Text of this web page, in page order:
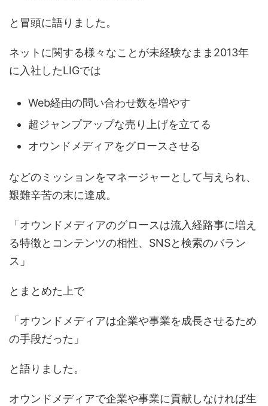
と冒頭に語りました。
ネットに関する様々なことが未経験なまま2013年
に入社したLIGでは
Web経由の問い合わせ数を増やす
超ジャンプアップな売り上げを立てる
オウンドメディアをグロースさせる
などのミッションをマネージャーとして与えられ、
艱難辛苦の末に達成。
「オウンドメディアのグロースは流入経路事に増え
る特徴とコンテンツの相性、SNSと検索のバラン
ス」
とまとめた上で
「オウンドメディアは企業や事業を成長させるため
の手段だった」
と語りました。
オウンドメディアで企業や事業に貢献しなければ生